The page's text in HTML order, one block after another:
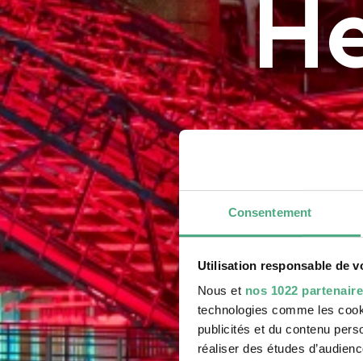
Consentement
Utilisation responsable de
Nous et nos 1022
technologies comme les
publicités et du contenu
réaliser des études
Völklinger Hütte
Copyright:
La
12 Streetecture 8
Erzengel
WE
We All MAGALI HELENE VOGEL 01 2000
Copyright: Rémy Markowitsch
Völklinger Hütte
Copyright: